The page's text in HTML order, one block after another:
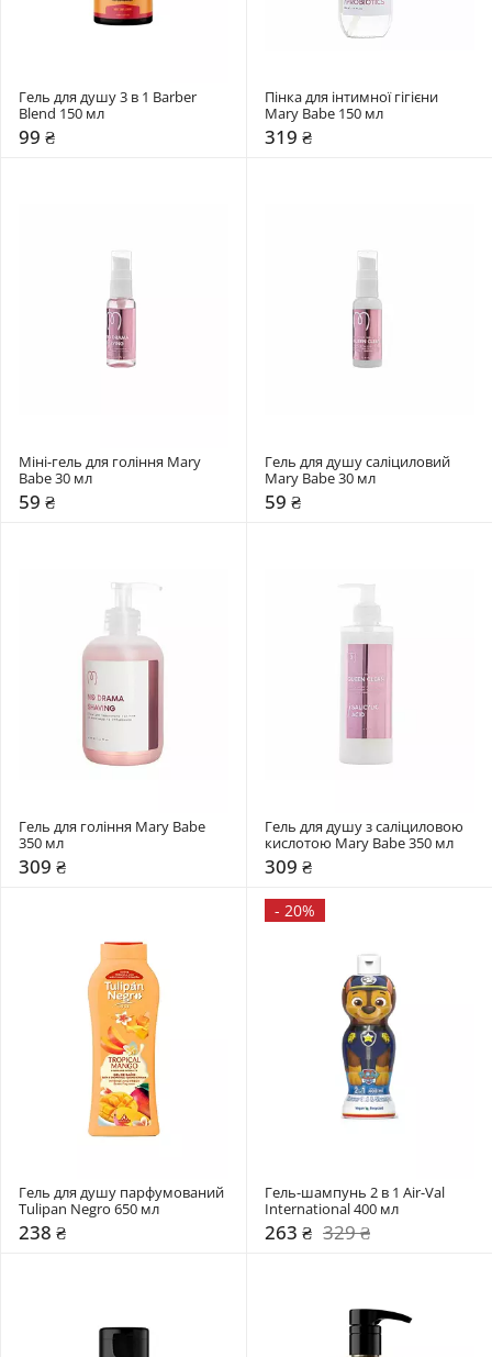
Гель для душу 3 в 1 Barber
Blend 150 мл
99 ₴
Пінка для інтимної гігієни
Mary Babe 150 мл
319 ₴
Міні-гель для гоління Mary
Babe 30 мл
59 ₴
Гель для душу саліциловий
Mary Babe 30 мл
59 ₴
Гель для гоління Mary Babe
350 мл
309 ₴
Гель для душу з саліциловою
кислотою Mary Babe 350 мл
309 ₴
Гель для душу парфумований
Tulipan Negro 650 мл
238 ₴
- 20%
Гель-шампунь 2 в 1 Air-Val
International 400 мл
263 ₴ 329 ₴